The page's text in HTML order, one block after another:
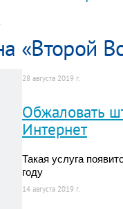
«Второй
28 августа 2019 г.
Обжаловать
Интернет
Такая услуга
году
14 августа 2019 г.